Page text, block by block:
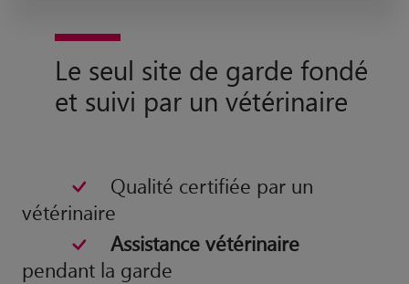
Le seul site de garde fondé
et suivi par un vétérinaire
Qualité certifiée par un
vétérinaire
Assistance vétérinaire
pendant la garde